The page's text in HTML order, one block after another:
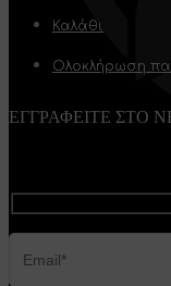
Καλάθι
Ολοκλήρωση
ΕΓΓΡΑΦΕΙΤΕ ΣΤΟ